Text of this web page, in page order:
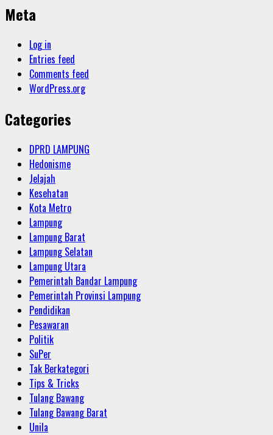
Meta
Log in
Entries feed
Comments feed
WordPress.org
Categories
DPRD LAMPUNG
Hedonisme
Jelajah
Kesehatan
Kota Metro
Lampung
Lampung Barat
Lampung Selatan
Lampung Utara
Pemerintah Bandar Lampung
Pemerintah Provinsi Lampung
Pendidikan
Pesawaran
Politik
SuPer
Tak Berkategori
Tips & Tricks
Tulang Bawang
Tulang Bawang Barat
Unila